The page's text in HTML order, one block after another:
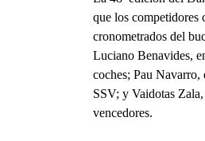
que los competidores
cronometrados del
Luciano Benavides,
coches; Pau
SSV; y Vaidotas
vencedores.